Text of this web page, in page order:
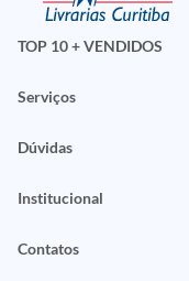
TOP 10 + VENDIDOS
Serviços
Dúvidas
Institucional
Contatos